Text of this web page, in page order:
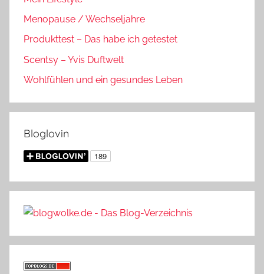
Menopause / Wechseljahre
Produkttest – Das habe ich getestet
Scentsy – Yvis Duftwelt
Wohlfühlen und ein gesundes Leben
Bloglovin